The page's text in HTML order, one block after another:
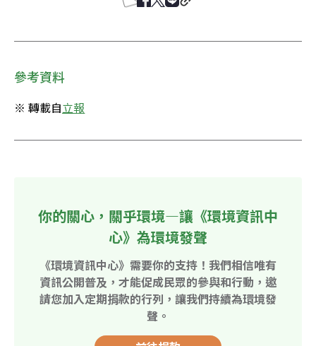
參考資料
※ 轉載自立報
你的關心，關乎環境—讓《環境資訊中
心》為環境發聲
《環境資訊中心》需要你的支持！我們相信唯有
資訊公開普及，才能促成民眾的參與和行動，邀
請您加入定期捐款的行列，讓我們持續為環境發
聲。